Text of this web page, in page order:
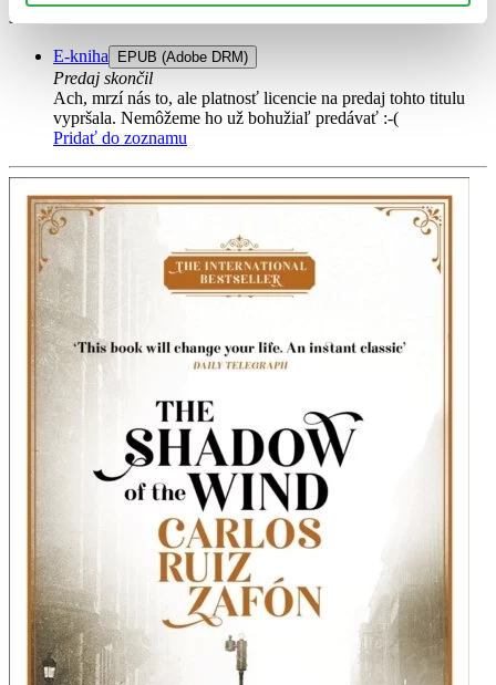
stories are a celebration of one of ...
E-kniha EPUB (Adobe DRM)
Predaj skončil
Ach, mrzí nás to, ale platnosť licencie na predaj tohto titulu
vypršala. Nemôžeme ho už bohužiaľ predávať :-(
Pridať do zoznamu